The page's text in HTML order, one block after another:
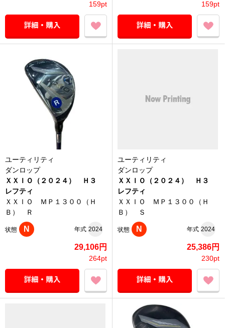
159pt 159pt
ユーティリティ
ダンロップ
ＸＸＩＯ（２０２４） Ｈ３
レフティ
ＸＸＩＯ ＭＰ１３００（Ｈ
Ｂ） Ｒ
状態 N 年式 2024
29,106円
264pt
ユーティリティ
ダンロップ
ＸＸＩＯ（２０２４） Ｈ３
レフティ
ＸＸＩＯ ＭＰ１３００（Ｈ
Ｂ） Ｓ
状態 N 年式 2024
25,386円
230pt